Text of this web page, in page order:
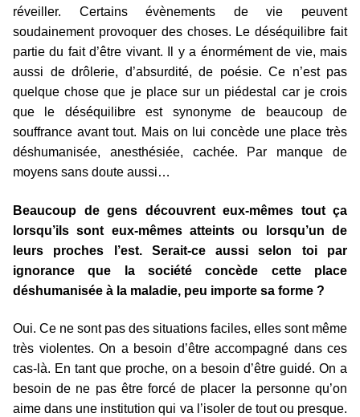
réveiller. Certains évènements de vie peuvent
soudainement provoquer des choses. Le déséquilibre fait
partie du fait d’être vivant. Il y a énormément de vie, mais
aussi de drôlerie, d’absurdité, de poésie. Ce n’est pas
quelque chose que je place sur un piédestal car je crois
que le déséquilibre est synonyme de beaucoup de
souffrance avant tout. Mais on lui concède une place très
déshumanisée, anesthésiée, cachée. Par manque de
moyens sans doute aussi…
Beaucoup de gens découvrent eux-mêmes tout ça
lorsqu’ils sont eux-mêmes atteints ou lorsqu’un de
leurs proches l’est. Serait-ce aussi selon toi par
ignorance que la société concède cette place
déshumanisée à la maladie, peu importe sa forme ?
Oui. Ce ne sont pas des situations faciles, elles sont même
très violentes. On a besoin d’être accompagné dans ces
cas-là. En tant que proche, on a besoin d’être guidé. On a
besoin de ne pas être forcé de placer la personne qu’on
aime dans une institution qui va l’isoler de tout ou presque.